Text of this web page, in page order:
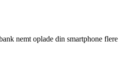
nemt oplade din smartphone flere